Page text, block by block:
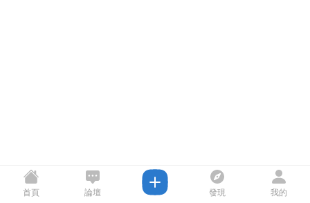
首頁 論壇 發現 我的